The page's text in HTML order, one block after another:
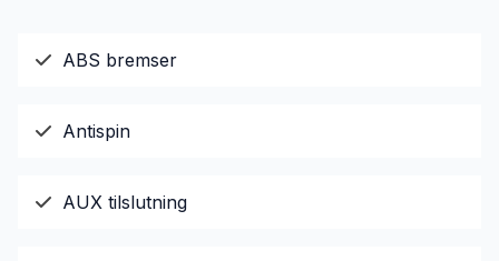
ABS bremser
Antispin
AUX tilslutning